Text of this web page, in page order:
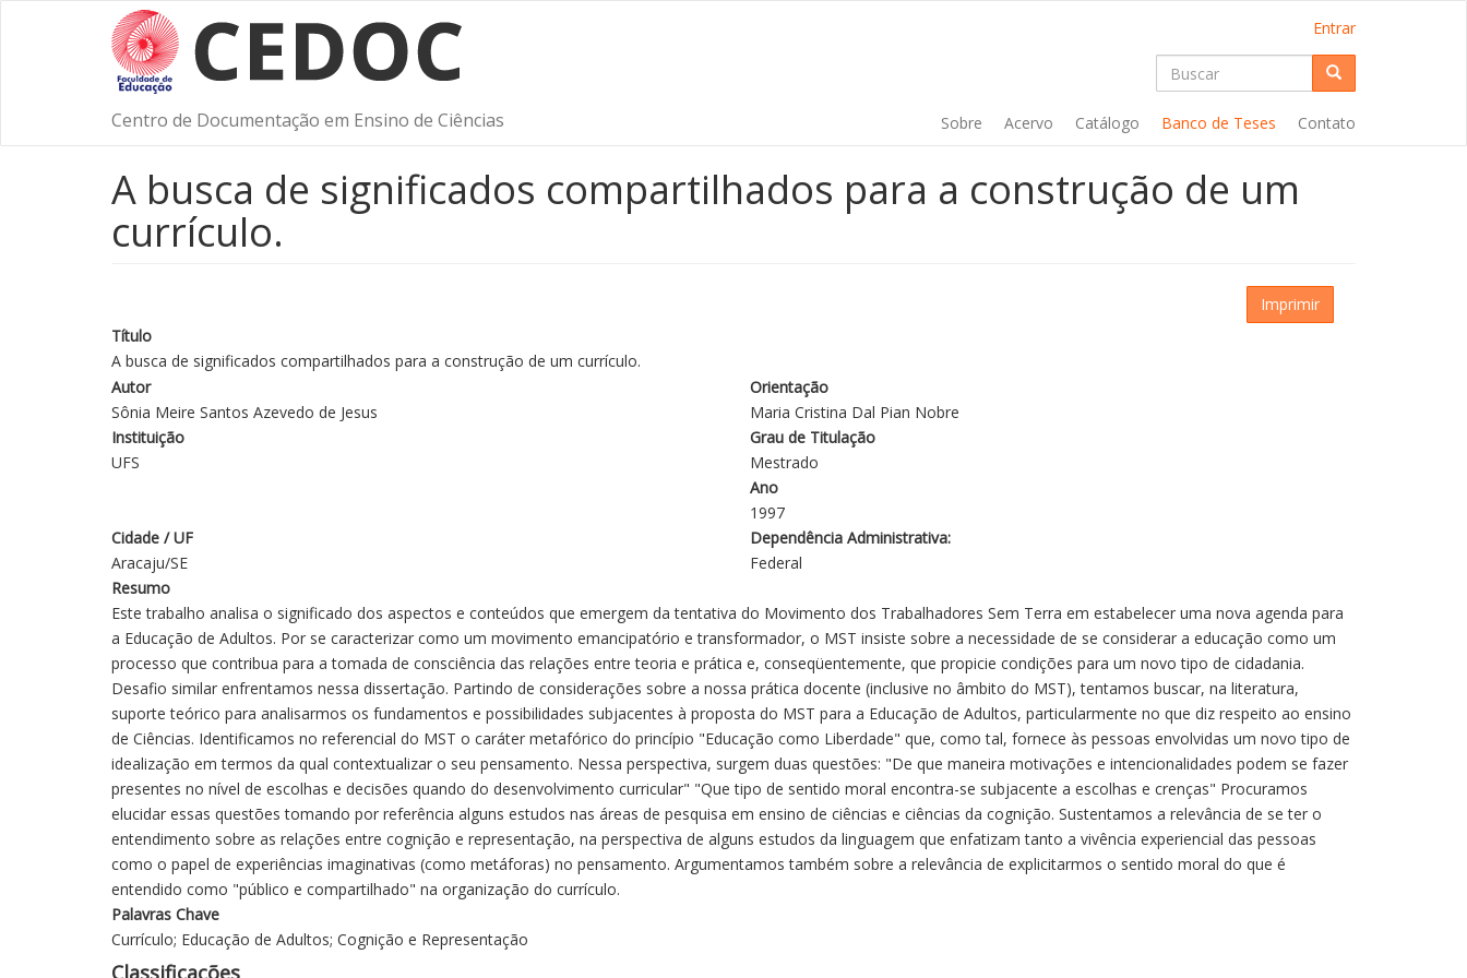
Centro de Documentação em Ensino de Ciências Sobre Acervo Catálogo Banco de Teses Contato
Formulário
de
busca
Entrar
A busca de significados compartilhados para a construção de um
currículo.
Imprimir
Título
A busca de significados compartilhados para a construção de um currículo.
Autor
Sônia Meire Santos Azevedo de Jesus
Orientação
Maria Cristina Dal Pian Nobre
Instituição
UFS
Grau de Titulação
Mestrado
Ano
1997
Cidade / UF
Aracaju/SE
Dependência Administrativa:
Federal
Resumo
Este trabalho analisa o significado dos aspectos e conteúdos que emergem da tentativa do Movimento dos Trabalhadores Sem Terra em estabelecer uma nova agenda para
a Educação de Adultos. Por se caracterizar como um movimento emancipatório e transformador, o MST insiste sobre a necessidade de se considerar a educação como um
processo que contribua para a tomada de consciência das relações entre teoria e prática e, conseqüentemente, que propicie condições para um novo tipo de cidadania.
Desafio similar enfrentamos nessa dissertação. Partindo de considerações sobre a nossa prática docente (inclusive no âmbito do MST), tentamos buscar, na literatura,
suporte teórico para analisarmos os fundamentos e possibilidades subjacentes à proposta do MST para a Educação de Adultos, particularmente no que diz respeito ao ensino
de Ciências. Identificamos no referencial do MST o caráter metafórico do princípio "Educação como Liberdade" que, como tal, fornece às pessoas envolvidas um novo tipo de
idealização em termos da qual contextualizar o seu pensamento. Nessa perspectiva, surgem duas questões: "De que maneira motivações e intencionalidades podem se fazer
presentes no nível de escolhas e decisões quando do desenvolvimento curricular" "Que tipo de sentido moral encontra-se subjacente a escolhas e crenças" Procuramos
elucidar essas questões tomando por referência alguns estudos nas áreas de pesquisa em ensino de ciências e ciências da cognição. Sustentamos a relevância de se ter o
entendimento sobre as relações entre cognição e representação, na perspectiva de alguns estudos da linguagem que enfatizam tanto a vivência experiencial das pessoas
como o papel de experiências imaginativas (como metáforas) no pensamento. Argumentamos também sobre a relevância de explicitarmos o sentido moral do que é
entendido como "público e compartilhado" na organização do currículo.
Palavras Chave
Currículo; Educação de Adultos; Cognição e Representação
Classificações